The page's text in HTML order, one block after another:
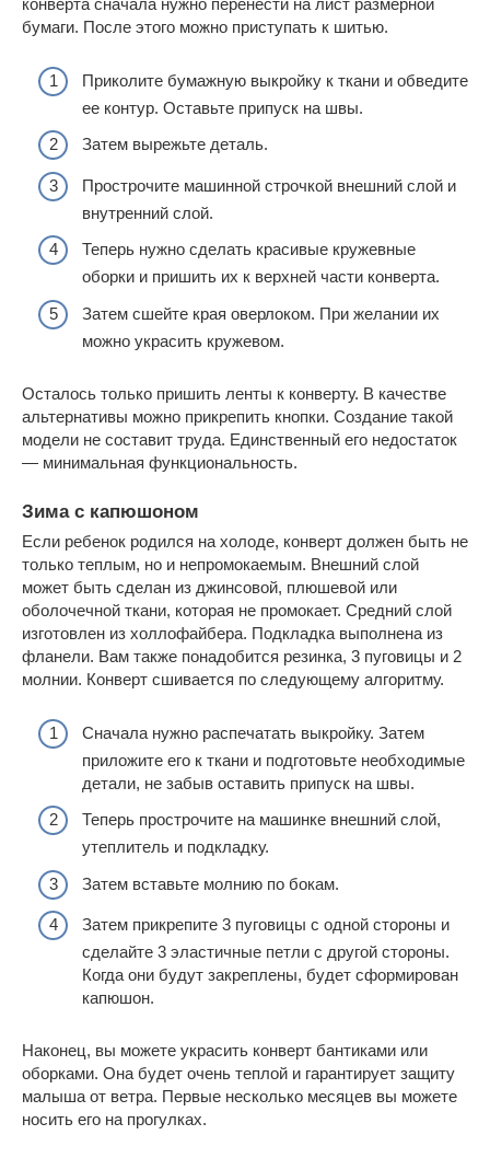
конверта сначала нужно перенести на лист размерной
бумаги. После этого можно приступать к шитью.
Приколите бумажную выкройку к ткани и обведите
ее контур. Оставьте припуск на швы.
Затем вырежьте деталь.
Прострочите машинной строчкой внешний слой и
внутренний слой.
Теперь нужно сделать красивые кружевные
оборки и пришить их к верхней части конверта.
Затем сшейте края оверлоком. При желании их
можно украсить кружевом.
Осталось только пришить ленты к конверту. В качестве
альтернативы можно прикрепить кнопки. Создание такой
модели не составит труда. Единственный его недостаток
— минимальная функциональность.
Зима с капюшоном
Если ребенок родился на холоде, конверт должен быть не
только теплым, но и непромокаемым. Внешний слой
может быть сделан из джинсовой, плюшевой или
оболочечной ткани, которая не промокает. Средний слой
изготовлен из холлофайбера. Подкладка выполнена из
фланели. Вам также понадобится резинка, 3 пуговицы и 2
молнии. Конверт сшивается по следующему алгоритму.
Сначала нужно распечатать выкройку. Затем
приложите его к ткани и подготовьте необходимые
детали, не забыв оставить припуск на швы.
Теперь прострочите на машинке внешний слой,
утеплитель и подкладку.
Затем вставьте молнию по бокам.
Затем прикрепите 3 пуговицы с одной стороны и
сделайте 3 эластичные петли с другой стороны.
Когда они будут закреплены, будет сформирован
капюшон.
Наконец, вы можете украсить конверт бантиками или
оборками. Она будет очень теплой и гарантирует защиту
малыша от ветра. Первые несколько месяцев вы можете
носить его на прогулках.